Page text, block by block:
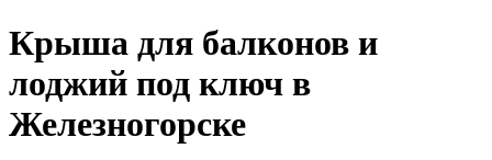
Крыша для балконов и
лоджий под ключ в
Железногорске